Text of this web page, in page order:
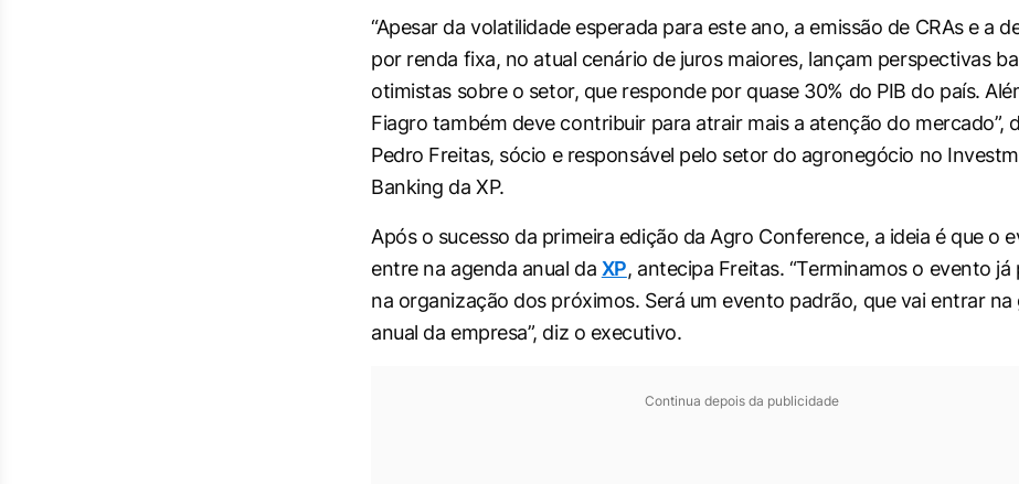
“Apesar da volatilidade esperada para este ano, a emissão de CRAs e a
por renda fixa, no atual cenário de juros maiores, lançam perspectivas
otimistas sobre o setor, que responde por quase 30% do PIB do país.
Fiagro também deve contribuir para atrair mais a atenção do mercado”,
Pedro Freitas, sócio e responsável pelo setor do agronegócio no
Banking da XP.
Após o sucesso da primeira edição da Agro Conference, a ideia é que o
entre na agenda anual da XP, antecipa Freitas. “Terminamos o evento já
na organização dos próximos. Será um evento padrão, que vai entrar na
anual da empresa”, diz o executivo.
Continua depois da publicidade